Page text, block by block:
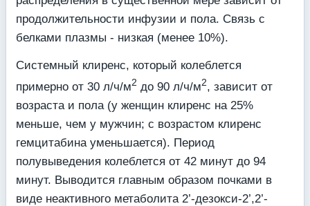
продолжительности инфузии и пола. Связь с
белками плазмы - низкая (менее 10%).
Системный клиренс, который колеблется
примерно от 30 л/ч/м2 до 90 л/ч/м2, зависит от
возраста и пола (у женщин клиренс на 25%
меньше, чем у мужчин; с возрастом клиренс
гемцитабина уменьшается). Период
полувыведения колеблется от 42 минут до 94
минут. Выводится главным образом почками в
виде неактивного метаболита 2’-дезокси-2’,2’-